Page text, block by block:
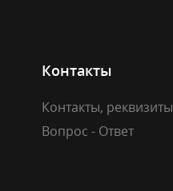
Контакты
Контакты, реквизиты
Вопрос - Ответ